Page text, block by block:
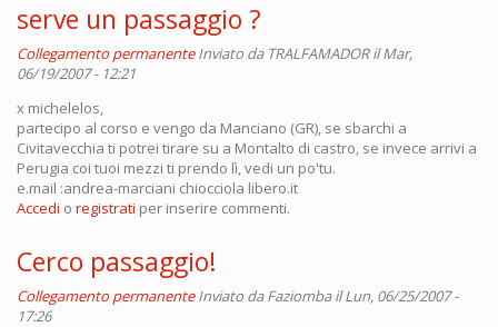
serve un passaggio ?
Collegamento permanente Inviato da TRALFAMADORil Mar,
06/19/2007 - 12:21
x michelelos,
partecipo al corso e vengo da Manciano (GR), se sbarchi a
Civitavecchia ti potrei tirare su a Montalto di castro, se invece arrivi a
Perugia coi tuoi mezzi ti prendo lì, vedi un po'tu.
e.mail :andrea-marciani chiocciola libero.it
Accedi o registrati per inserire commenti.
Cerco passaggio!
Collegamento permanente Inviato daFaziombail Lun, 06/25/2007 -
17:26